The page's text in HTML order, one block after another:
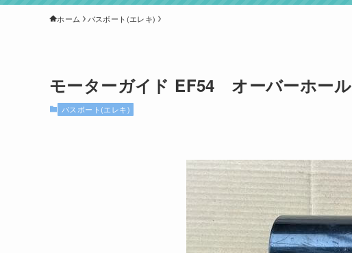
ホーム バスボート(エレキ)
モーターガイド EF54 オーバーホール
バスボート(エレキ)